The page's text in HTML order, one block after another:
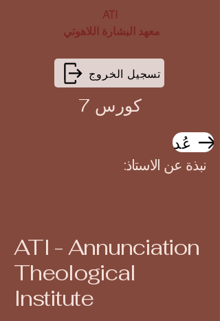
ATI
معهد البشارة اللاهوتي
تسجيل الخروج
كورس 7
عُد
نبذة عن الاستاذ:
ATI - Annunciation
Theological
Institute